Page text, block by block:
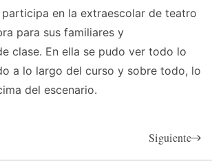
participa en la extraescolar de teatro
para sus familiares y
clase. En ella se pudo ver todo lo
a lo largo del curso y sobre todo, lo
del escenario.
Siguiente